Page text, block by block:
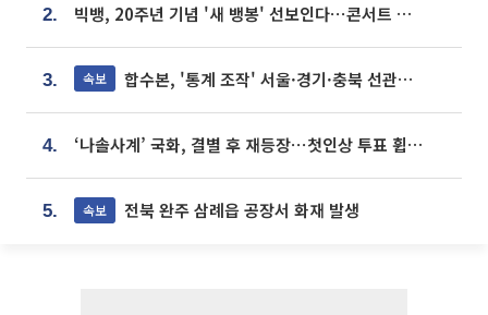
2. 빅뱅, 20주년 기념 '새 뱅봉' 선보인다⋯콘서트 앞두고 팝업 개최
3. 속보 합수본, '통계 조작' 서울·경기·충북 선관위 등 추가 압수수색
4. ‘나솔사계’ 국화, 결별 후 재등장⋯첫인상 투표 휩쓸고 ‘인기녀’ 등극
5. 속보 전북 완주 삼례읍 공장서 화재 발생